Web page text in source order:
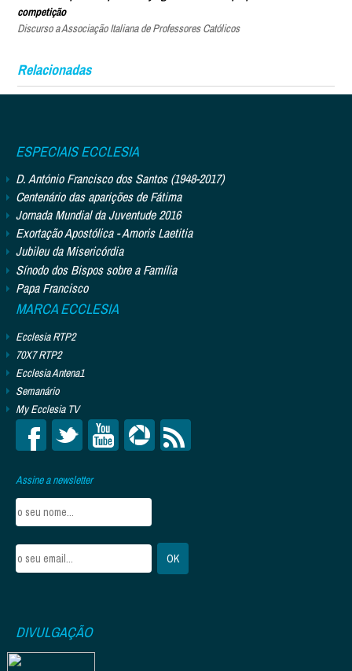
competição
Discurso a Associação Italiana de Professores Católicos
Relacionadas
ESPECIAIS ECCLESIA
D. António Francisco dos Santos (1948-2017)
Centenário das aparições de Fátima
Jornada Mundial da Juventude 2016
Exortação Apostólica - Amoris Laetitia
Jubileu da Misericórdia
Sínodo dos Bispos sobre a Família
Papa Francisco
MARCA ECCLESIA
Ecclesia RTP2
70X7 RTP2
Ecclesia Antena1
Semanário
My Ecclesia TV
Assine a newsletter
DIVULGAÇÃO